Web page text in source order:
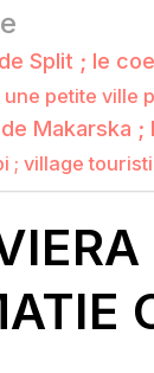
Split ; le
une petite ville
Makarska ;
; village